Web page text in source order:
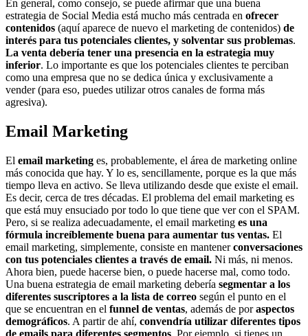
En general, como consejo, se puede afirmar que una buena
estrategia de Social Media está mucho más centrada en ofrecer
contenidos (aquí aparece de nuevo el marketing de contenidos) de
interés para tus potenciales clientes, y solventar sus problemas.
La venta debería tener una presencia en la estrategia muy
inferior. Lo importante es que los potenciales clientes te perciban
como una empresa que no se dedica única y exclusivamente a
vender (para eso, puedes utilizar otros canales de forma más
agresiva).
Email Marketing
El email marketing es, probablemente, el área de marketing online
más conocida que hay. Y lo es, sencillamente, porque es la que más
tiempo lleva en activo. Se lleva utilizando desde que existe el email.
Es decir, cerca de tres décadas. El problema del email marketing es
que está muy ensuciado por todo lo que tiene que ver con el SPAM.
Pero, si se realiza adecuadamente, el email marketing es una
fórmula increíblemente buena para aumentar tus ventas. El
email marketing, simplemente, consiste en mantenerconversaciones
con tus potenciales clientes a través de email. Ni más, ni menos.
Ahora bien, puede hacerse bien, o puede hacerse mal, como todo.
Una buena estrategia de email marketing debería segmentar a los
diferentes suscriptores a la lista de correo según el punto en el
que se encuentran en el funnel de ventas, además de poraspectos
demográficos. A partir de ahí, convendría utilizar diferentes tipos